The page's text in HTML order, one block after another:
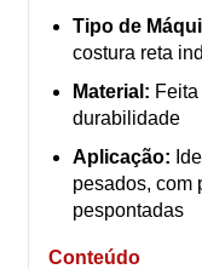
Tipo de
costura reta
Material:
durabilidade
Aplicação:
pesados, com
pespontadas
Conteúdo